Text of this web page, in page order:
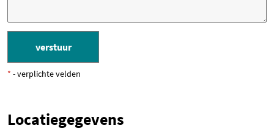
* - verplichte velden
Locatiegegevens